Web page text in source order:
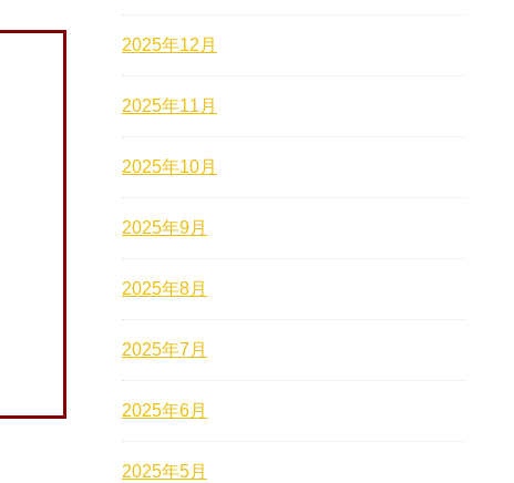
2025年12月
2025年11月
2025年10月
2025年9月
2025年8月
2025年7月
2025年6月
2025年5月